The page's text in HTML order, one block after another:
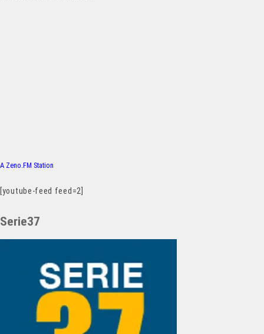
A Zeno.FM Station
[youtube-feed feed=2]
Serie37